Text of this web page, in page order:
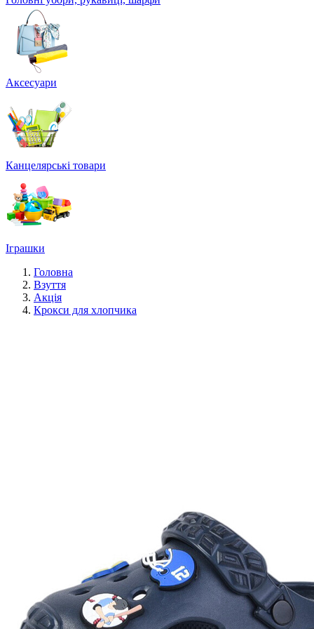
Аксесуари
Канцелярські товари
Іграшки
Головна
Взуття
Акція
Крокси для хлопчика